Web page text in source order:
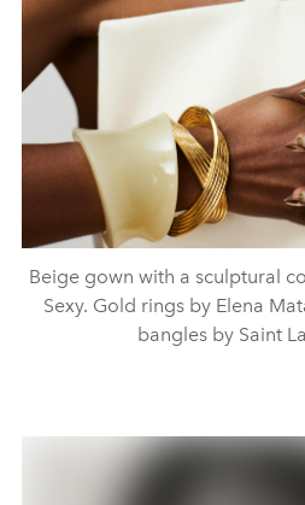
Beige gown with a sculptural
Sexy. Gold rings by Elena
bangles by Saint